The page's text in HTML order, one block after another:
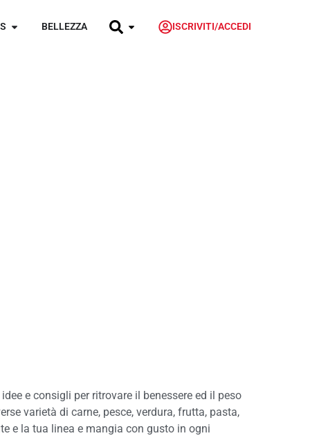
BELLEZZA ISCRIVITI/ACCEDI
e consigli per ritrovare il benessere ed il peso
varietà di carne, pesce, verdura, frutta, pasta,
e la tua linea e mangia con gusto in ogni